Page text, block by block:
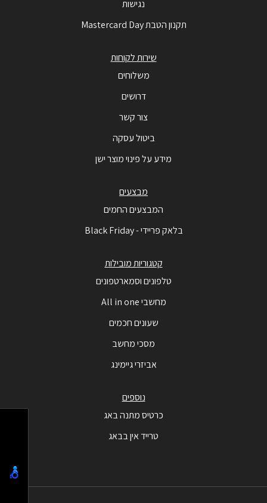
נגישות
תקנון הטבת Mastercard Day
שירות לקוחות
משלוחים
דרושים
צור קשר
ביטול עסקה
מידע על פינוי מוצר ישן
מבצעים
המבצעים החמים
בלאק פריידי - Black Friday
קטגוריות מובילות
טלפונים וסמארטפונים
מחשבי All in one
שעונים חכמים
מסכי מחשב
אביזרי גיימינג
נוספים
כרטיס מתנה באג
טרייד אין בבאג